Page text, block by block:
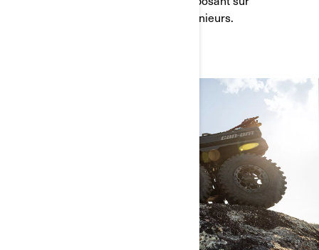
l’innovation sans relâche de nos ingénieurs.